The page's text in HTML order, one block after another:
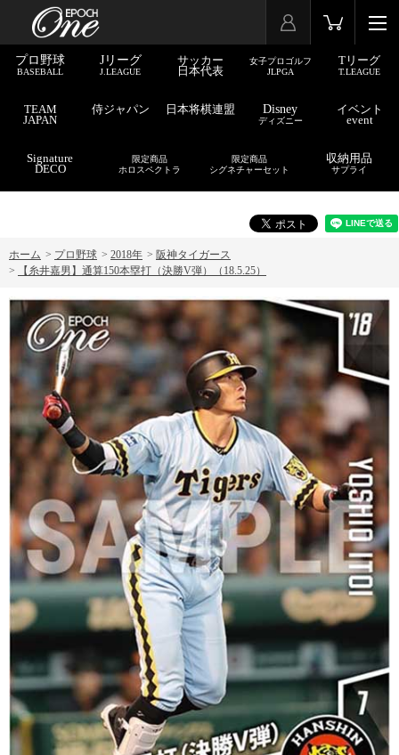
プロ野球
BASEBALL
Jリーグ
J.LEAGUE
サッカー
日本代表
女子プロゴルフ
JLPGA
Tリーグ
T.LEAGUE
TEAM
JAPAN
侍ジャパン 日本将棋連盟 Disney
ディズニー
イベント
event
Signature
DECO
限定商品
ホロスペクトラ
限定商品
シグネチャーセット
収納用品
サプライ
ホーム > プロ野球 > 2018年 > 阪神タイガース
>
【糸井嘉男】通算150本塁打（決勝V弾）（18.5.25）